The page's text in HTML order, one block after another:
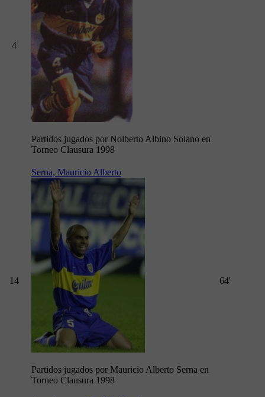
4
Partidos jugados por Nolberto Albino Solano en
Torneo Clausura 1998
14
Serna, Mauricio Alberto
Partidos jugados por Mauricio Alberto Serna en
Torneo Clausura 1998
64'